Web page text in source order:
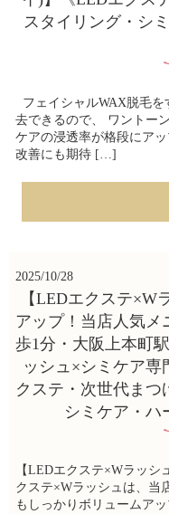
スタイリング・シ
フェイシャルWAX脱毛
去できるので、 ワントー
ケアの浸透率が格段にア
改善にも期待 […]
2025/10/28
【LEDエクステ×W
アップ！当店人気メ
歩1分・大阪上本町
ッシュ×シミケア専
クステ・次世代まつ
シミケア・ハ
【LEDエクステ×Wラッ
クステ×Wラッシュは、当
もしっかりボリュームア